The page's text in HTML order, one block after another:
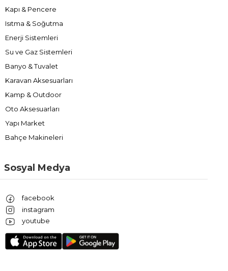
Kapı & Pencere
Isıtma & Soğutma
Enerji Sistemleri
Su ve Gaz Sistemleri
Banyo & Tuvalet
Karavan Aksesuarları
Kamp & Outdoor
Oto Aksesuarları
Yapı Market
Bahçe Makineleri
Sosyal Medya
facebook
instagram
youtube